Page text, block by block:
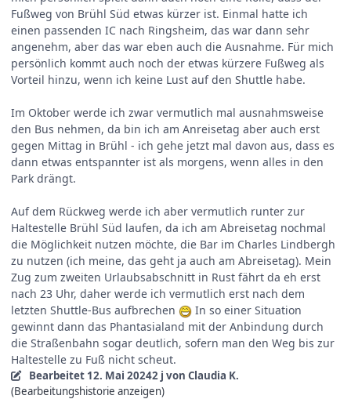
Fußweg von Brühl Süd etwas kürzer ist. Einmal hatte ich
einen passenden IC nach Ringsheim, das war dann sehr
angenehm, aber das war eben auch die Ausnahme. Für mich
persönlich kommt auch noch der etwas kürzere Fußweg als
Vorteil hinzu, wenn ich keine Lust auf den Shuttle habe.
Im Oktober werde ich zwar vermutlich mal ausnahmsweise
den Bus nehmen, da bin ich am Anreisetag aber auch erst
gegen Mittag in Brühl - ich gehe jetzt mal davon aus, dass es
dann etwas entspannter ist als morgens, wenn alles in den
Park drängt.
Auf dem Rückweg werde ich aber vermutlich runter zur
Haltestelle Brühl Süd laufen, da ich am Abreisetag nochmal
die Möglichkeit nutzen möchte, die Bar im Charles Lindbergh
zu nutzen (ich meine, das geht ja auch am Abreisetag). Mein
Zug zum zweiten Urlaubsabschnitt in Rust fährt da eh erst
nach 23 Uhr, daher werde ich vermutlich erst nach dem
letzten Shuttle-Bus aufbrechen
In so einer Situation
gewinnt dann das Phantasialand mit der Anbindung durch
die Straßenbahn sogar deutlich, sofern man den Weg bis zur
Haltestelle zu Fuß nicht scheut.
Bearbeitet 12. Mai 20242 j von Claudia K.
(Bearbeitungshistorie anzeigen)